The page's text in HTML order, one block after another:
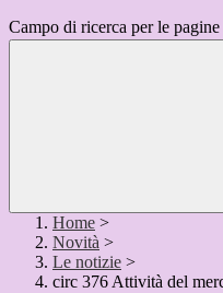
Campo di ricerca per le
Home >
Novità >
Le notizie >
circ 376 Attività del